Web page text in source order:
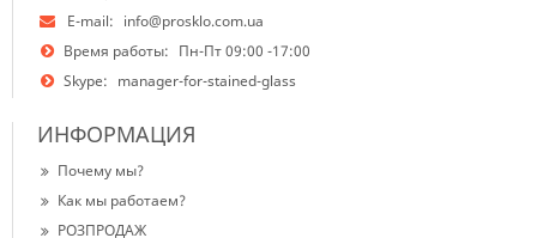
E-mail: info@prosklo.com.ua
Время работы: Пн-Пт 09:00 -17:00
Skype: manager-for-stained-glass
ИНФОРМАЦИЯ
Почему мы?
Как мы работаем?
РОЗПРОДАЖ